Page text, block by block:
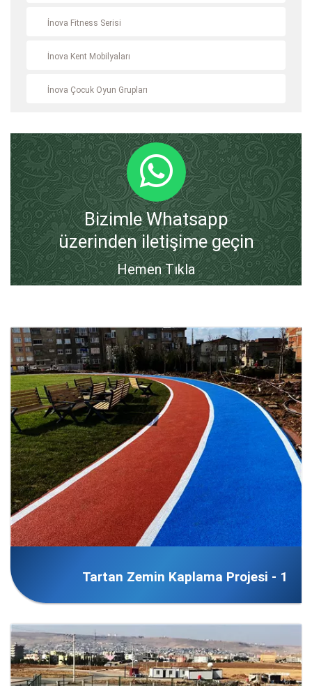
İnova Fitness Serisi
İnova Kent Mobilyaları
İnova Çocuk Oyun Grupları
Bizimle Whatsapp
üzerinden iletişime geçin
Hemen Tıkla
Tartan Zemin Kaplama Projesi - 1